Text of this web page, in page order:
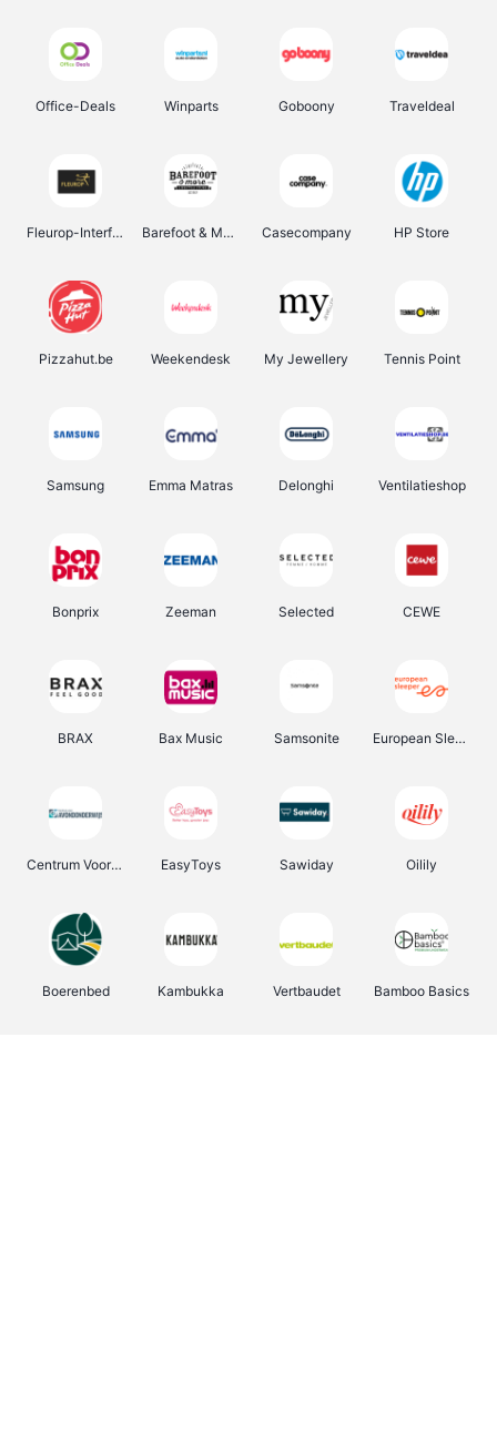
Office-Deals Winparts Goboony Traveldeal
Fleurop-Interflora Barefoot & More Casecompany HP Store
Pizzahut.be Weekendesk My Jewellery Tennis Point
Samsung Emma Matras Delonghi Ventilatieshop
Bonprix Zeeman Selected CEWE
BRAX Bax Music Samsonite European Sleeper
Centrum Voor Avondonderwijs EasyToys Sawiday Oilily
Boerenbed Kambukka Vertbaudet Bamboo Basics